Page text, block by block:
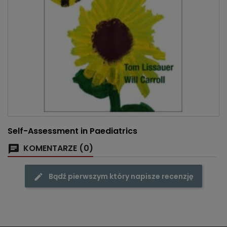
Self-Assessment in Paediatrics
KOMENTARZE (0)
Bądź pierwszym który napisze recenzję